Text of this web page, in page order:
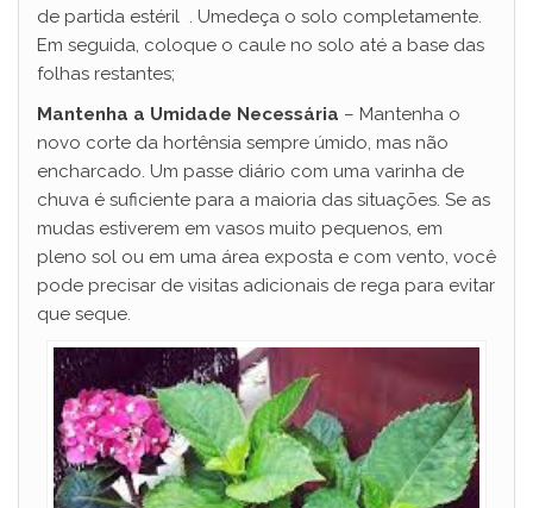
de partida estéril . Umedeça o solo completamente.
Em seguida, coloque o caule no solo até a base das
folhas restantes;
Mantenha a Umidade Necessária – Mantenha o
novo corte da hortênsia sempre úmido, mas não
encharcado. Um passe diário com uma varinha de
chuva é suficiente para a maioria das situações. Se as
mudas estiverem em vasos muito pequenos, em
pleno sol ou em uma área exposta e com vento, você
pode precisar de visitas adicionais de rega para evitar
que seque.